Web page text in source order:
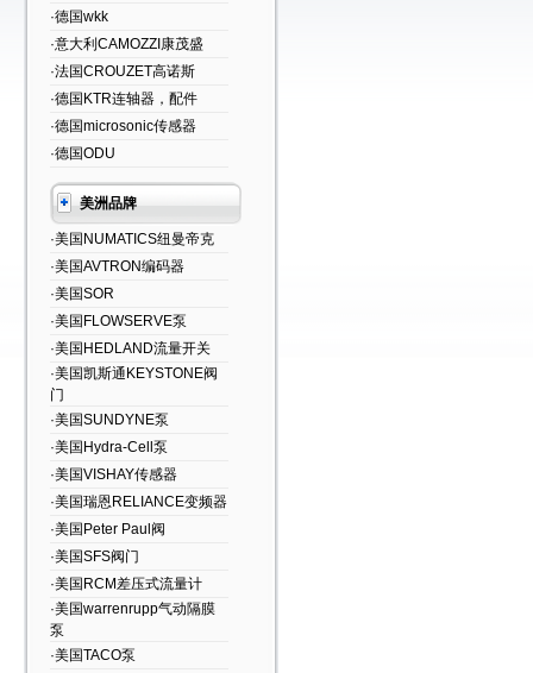
·德国wkk
·意大利CAMOZZI康茂盛
·法国CROUZET高诺斯
·德国KTR连轴器，配件
·德国microsonic传感器
·德国ODU
美洲品牌
·美国NUMATICS纽曼帝克
·美国AVTRON编码器
·美国SOR
·美国FLOWSERVE泵
·美国HEDLAND流量开关
·美国凯斯通KEYSTONE阀
门
·美国SUNDYNE泵
·美国Hydra-Cell泵
·美国VISHAY传感器
·美国瑞恩RELIANCE变频器
·美国Peter Paul阀
·美国SFS阀门
·美国RCM差压式流量计
·美国warrenrupp气动隔膜
泵
·美国TACO泵